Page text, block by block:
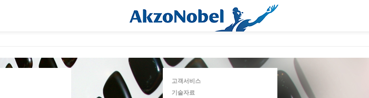
고객서비스
기술자료